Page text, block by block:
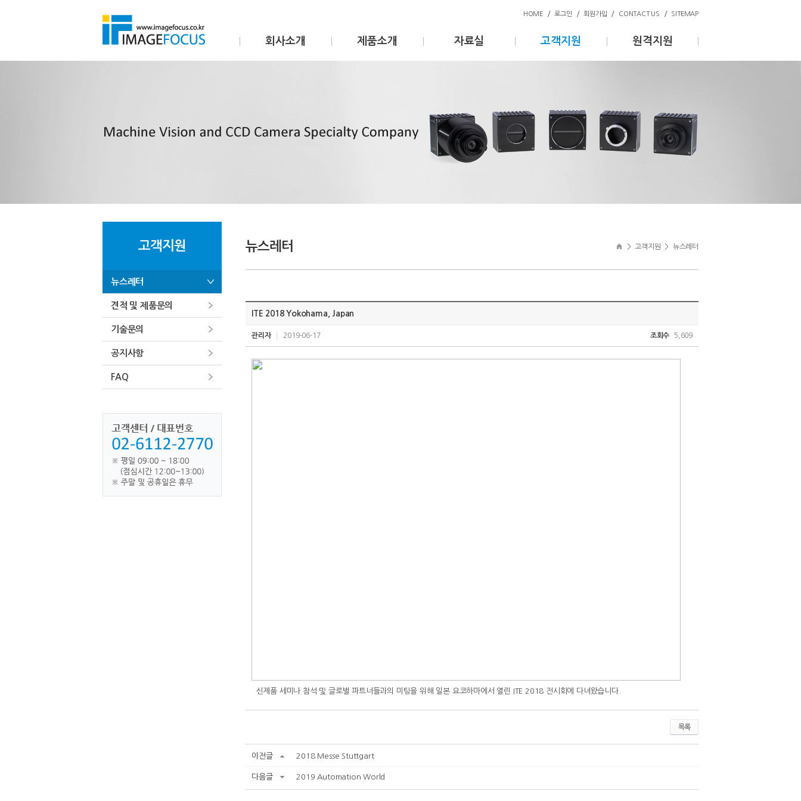
HOME / 로그인 / 회원가입 / CONTACT US / SITEMAP
회사소개 제품소개 자료실 고객지원 원격지원
고객지원
뉴스레터
견적 및 제품문의
기술문의
공지사항
FAQ
뉴스레터 > 고객지원 > 뉴스레터
ITE 2018 Yokohama, Japan
관리자 2019-06-17 조회수 5,609
신제품 세미나 참석 및 글로벌 파트너들과의 미팅을 위해 일본 요코하마에서 열린 ITE 2018 전시회에 다녀왔습니다.
목록
이전글 2018 Messe Stuttgart
다음글 2019 Automation World